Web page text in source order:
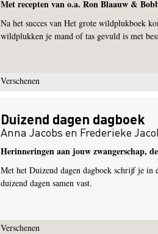
Met recepten van o.a. Ron Blaauw &
Na het succes van Het grote wildplukboek
wildplukken je mand of tas gevuld is met
Verschenen
Duizend dagen dagboek
Anna Jacobs en Frederieke
Herinneringen aan jouw zwangerschap,
Met het Duizend dagen dagboek schrijf je
duizend dagen samen vast.
Verschenen